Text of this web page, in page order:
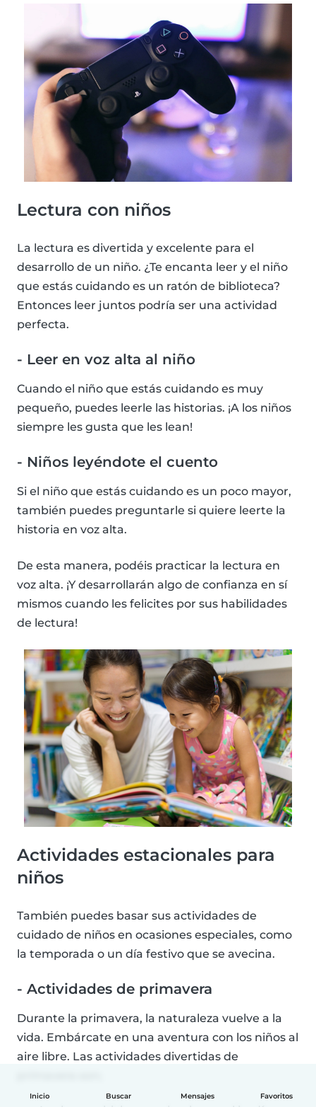
Inicio Buscar Mensajes Favoritos
Lectura con niños
La lectura es divertida y excelente para el
desarrollo de un niño. ¿Te encanta leer y el niño
que estás cuidando es un ratón de biblioteca?
Entonces leer juntos podría ser una actividad
perfecta.
- Leer en voz alta al niño
Cuando el niño que estás cuidando es muy
pequeño, puedes leerle las historias. ¡A los niños
siempre les gusta que les lean!
- Niños leyéndote el cuento
Si el niño que estás cuidando es un poco mayor,
también puedes preguntarle si quiere leerte la
historia en voz alta.
De esta manera, podéis practicar la lectura en
voz alta. ¡Y desarrollarán algo de confianza en sí
mismos cuando les felicites por sus habilidades
de lectura!
Actividades estacionales para
niños
También puedes basar sus actividades de
cuidado de niños en ocasiones especiales, como
la temporada o un día festivo que se avecina.
- Actividades de primavera
Durante la primavera, la naturaleza vuelve a la
vida. Embárcate en una aventura con los niños al
aire libre. Las actividades divertidas de